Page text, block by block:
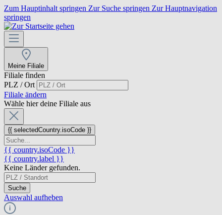
Zum Hauptinhalt springen Zur Suche springen Zur Hauptnavigation
springen
Meine Filiale
Filiale finden
PLZ / Ort
Filiale ändern
Wähle hier deine Filiale aus
{{ selectedCountry.isoCode }}
{{ country.isoCode }}
{{ country.label }}
Keine Länder gefunden.
Suche
Auswahl aufheben